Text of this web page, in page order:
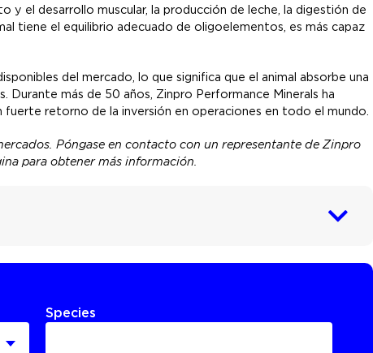
y el desarrollo muscular, la producción de leche, la digestión de
tiene el equilibrio adecuado de oligoelementos, es más capaz
del mercado, lo que significa que el animal absorbe una
más de 50 años, Zinpro Performance Minerals ha
retorno de la inversión en operaciones en todo el mundo.
Póngase en contacto con un representante de Zinpro
para obtener más información.
Species